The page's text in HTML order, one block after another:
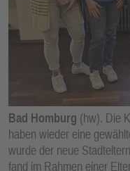
Bad Homburg (hw). Die
haben wieder eine
wurde der neue
fand im Rahmen einer
N